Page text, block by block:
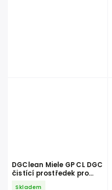
DGClean Miele GP CL DGC
čistící prostředek pro
Skladem